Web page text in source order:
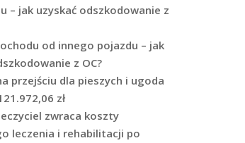
– jak uzyskać odszkodowanie z
od innego pojazdu – jak
z OC?
przejściu dla pieszych i ugoda
zł
zwraca koszty
leczenia i rehabilitacji po